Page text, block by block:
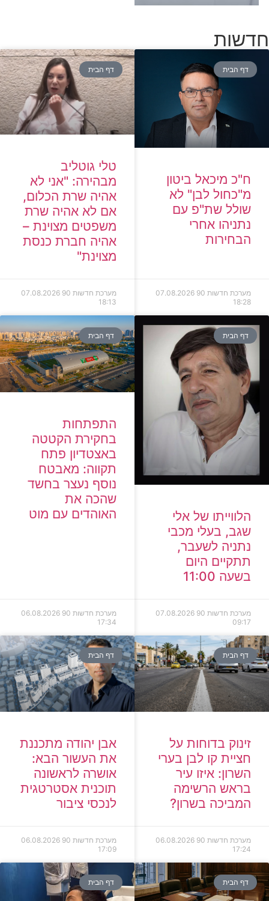
חדשות
דף הבית
ח"כ מיכאל ביטון
מ"כחול לבן" לא
שולל שת"פ עם
נתניהו אחרי
הבחירות
מערכת חדשות 90
07.08.2026
18:28
דף הבית
טלי גוטליב
מבהירה: "אני לא
אהיה שרת הכלום,
אם לא אהיה שרת
משפטים מצוינת –
אהיה חברת כנסת
מצוינת"
מערכת חדשות 90
07.08.2026
18:13
דף הבית
הלווייתו של אלי
שגב, בעלי מכבי
נתניה לשעבר,
תתקיים היום
בשעה 11:00
מערכת חדשות 90
07.08.2026
09:17
דף הבית
התפתחות
בחקירת הקטטה
באצטדיון פתח
תקווה: מאבטח
נוסף נעצר בחשד
שהכה את
האוהדים עם מוט
מערכת חדשות 90
06.08.2026
17:34
דף הבית
זינוק בדוחות על
חציית קו לבן בערי
השרון: איזו עיר
בראש הרשימה
המביכה בשרון?
מערכת חדשות 90
06.08.2026
17:24
דף הבית
אבן יהודה מתכננת
את העשור הבא:
אושרה לראשונה
תוכנית אסטרטגית
לנכסי ציבור
מערכת חדשות 90
06.08.2026
17:09
דף הבית דף הבית